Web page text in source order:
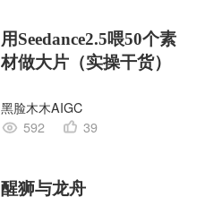
用Seedance2.5喂50个素
材做大片（实操干货）
黑脸木木AIGC
592
39
醒狮与龙舟